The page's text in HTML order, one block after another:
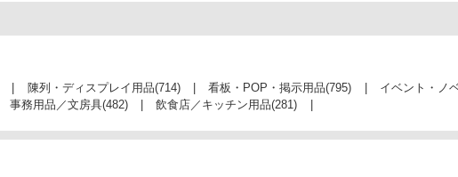
陳列・ディスプレイ用品(714) 看板・POP・掲示用品(795)
イベント・ノ
事務用品／文房具(482) 飲食店／キッチン用品(281)